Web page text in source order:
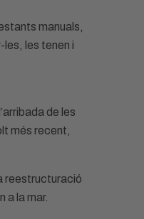
manuals,
les tenen i
de les
més recent,
reestructuració
a la mar.